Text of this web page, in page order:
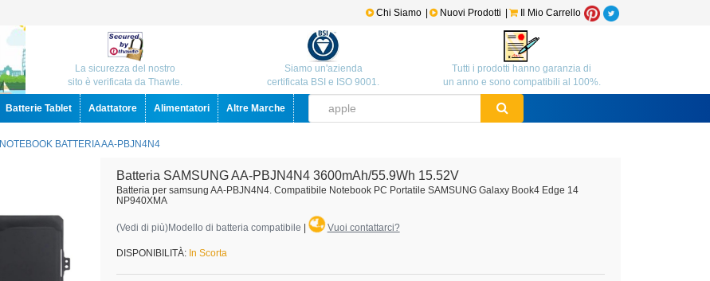
Il Mio Carrello
Nuovi Prodotti
Chi Siamo
La sicurezza del nostro
sito è verificata da Thawte.
Siamo un'azienda
certificata BSI e ISO 9001.
Tutti i prodotti hanno garanzia di
un anno e sono compatibili al 100%.
Batterie Tablet Adattatore Alimentatori Altre Marche
NOTEBOOK BATTERIA AA-PBJN4N4
Batteria SAMSUNG AA-PBJN4N4 3600mAh/55.9Wh 15.52V
Batteria per samsung AA-PBJN4N4. Compatibile Notebook PC Portatile SAMSUNG Galaxy Book4 Edge 14
NP940XMA
(Vedi di più)Modello di batteria compatibile Vuoi contattarci?
DISPONIBILITÀ: In Scorta